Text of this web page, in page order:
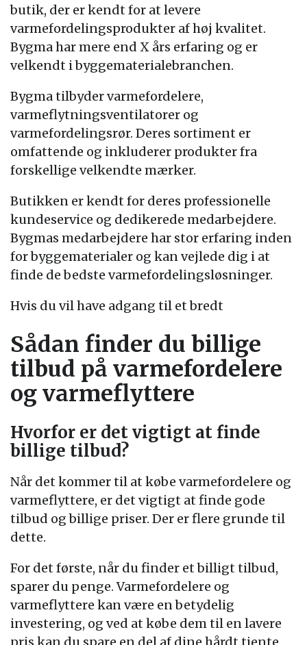
butik, der er kendt for at levere
varmefordelingsprodukter af høj kvalitet.
Bygma har mere end X års erfaring og er
velkendt i byggematerialebranchen.
Bygma tilbyder varmefordelere,
varmeflytningsventilatorer og
varmefordelingsrør. Deres sortiment er
omfattende og inkluderer produkter fra
forskellige velkendte mærker.
Butikken er kendt for deres professionelle
kundeservice og dedikerede medarbejdere.
Bygmas medarbejdere har stor erfaring inden
for byggematerialer og kan vejlede dig i at
finde de bedste varmefordelingsløsninger.
Hvis du vil have adgang til et bredt
Sådan finder du billige
tilbud på varmefordelere
og varmeflyttere
Hvorfor er det vigtigt at finde
billige tilbud?
Når det kommer til at købe varmefordelere og
varmeflyttere, er det vigtigt at finde gode
tilbud og billige priser. Der er flere grunde til
dette.
For det første, når du finder et billigt tilbud,
sparer du penge. Varmefordelere og
varmeflyttere kan være en betydelig
investering, og ved at købe dem til en lavere